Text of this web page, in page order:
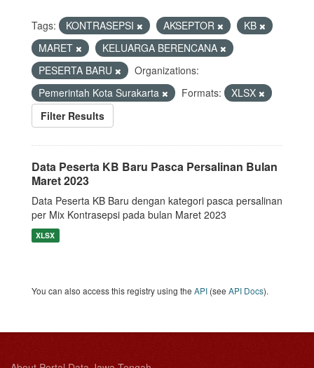
Tags: KONTRASEPSI AKSEPTOR
KB
MARET
KELUARGA BERENCANA
PESERTA BARU
Organizations:
Pemerintah Kota Surakarta
Formats:
XLSX
Filter Results
Data Peserta KB Baru Pasca Persalinan Bulan
Maret 2023
Data Peserta KB Baru dengan kategori pasca persalinan
per Mix Kontrasepsi pada bulan Maret 2023
XLSX
You can also access this registry using the API (see API Docs).